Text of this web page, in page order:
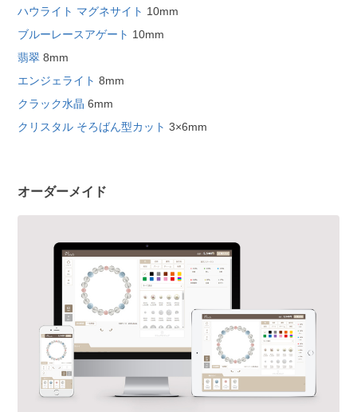
ハウライト マグネサイト 10mm
ブルーレースアゲート 10mm
翡翠 8mm
エンジェライト 8mm
クラック水晶 6mm
クリスタル そろばん型カット 3×6mm
オーダーメイド